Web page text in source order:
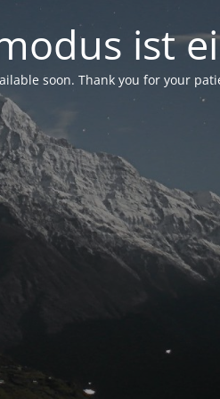
ist
soon. Thank you for your